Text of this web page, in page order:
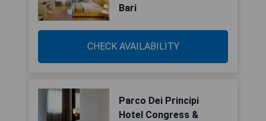
Bari
CHECK AVAILABILITY
Parco Dei Principi
Hotel Congress &